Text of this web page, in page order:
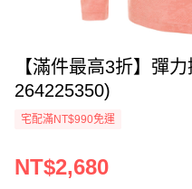
【滿件最高3折】彈
264225350)
宅配滿NT$990免運
NT$2,680